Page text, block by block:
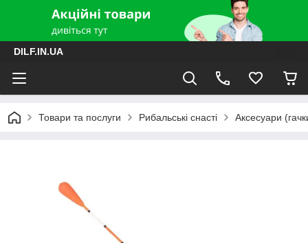
DILF.IN.UA
Товари та послуги Рибальські снасті Аксесуари